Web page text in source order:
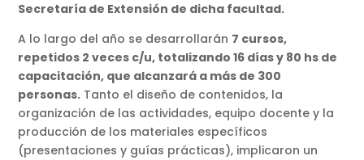
Secretaría de Extensión de dicha facultad.
A lo largo del año se desarrollarán 7 cursos,
repetidos 2 veces c/u, totalizando 16 días y 80 hs de
capacitación, que alcanzará a más de 300
personas. Tanto el diseño de contenidos, la
organización de las actividades, equipo docente y la
producción de los materiales específicos
(presentaciones y guías prácticas), implicaron un